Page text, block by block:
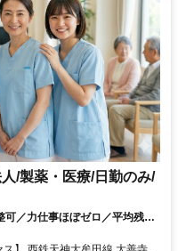
/製薬・医療/日勤のみ/
／力仕事ほぼゼロ／平均残業
ok／医療行為なし／日払い